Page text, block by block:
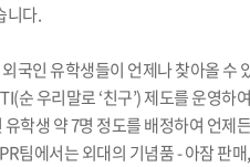
니다.
국인 유학생들이 언제나 찾아올 수
순 우리말로 ‘친구’) 제도를 운영하
학생 약 7명 정도를 배정하여 언제
팀에서는 외대의 기념품 - 아잠 판매,